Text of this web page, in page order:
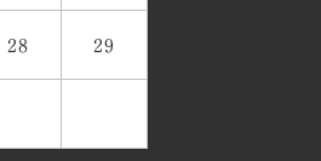
28 29